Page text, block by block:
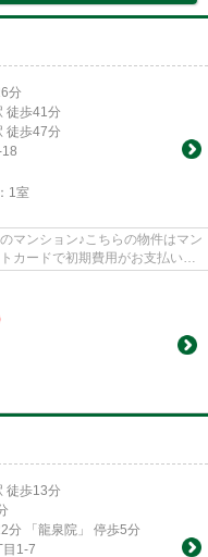
分
徒歩41分
徒歩47分
1室
マンション♪こちらの物件はマン
カードで初期費用がお支払いい
徒歩13分
分 「龍泉院」 停歩5分
目1-7